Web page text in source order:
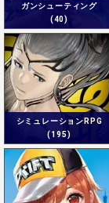
ガンシューティング
(40)
シミュレーションRPG
(195)